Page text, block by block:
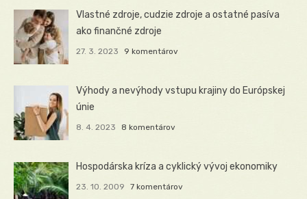
Vlastné zdroje, cudzie zdroje a ostatné pasíva
ako finančné zdroje
27. 3. 2023 9 komentárov
Výhody a nevýhody vstupu krajiny do Európskej
únie
8. 4. 2023 8 komentárov
Hospodárska kríza a cyklický vývoj ekonomiky
23. 10. 2009 7 komentárov